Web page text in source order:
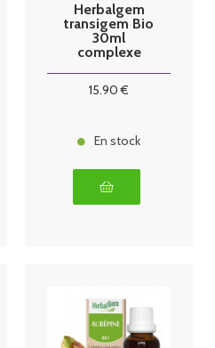
Herbalgem
transigem Bio
30ml
complexe
15.90 €
En stock